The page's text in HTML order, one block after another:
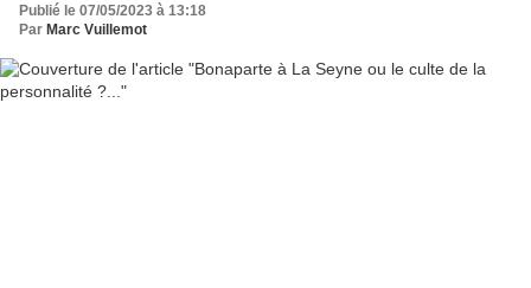
Publié le 07/05/2023 à 13:18
Par Marc Vuillemot